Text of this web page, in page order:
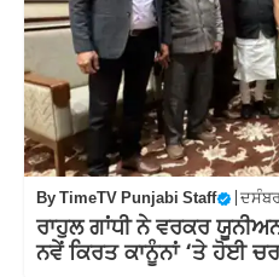
ByTimeTV Punjabi Staff
ਰਾਹੁਲ ਗਾਂਧੀ ਨੇ ਵਰਕਰ
ਨਵੇਂ ਕਿਰਤ ਕਾਨੂੰਨਾਂ ‘ਤੇ ਹੋਈ